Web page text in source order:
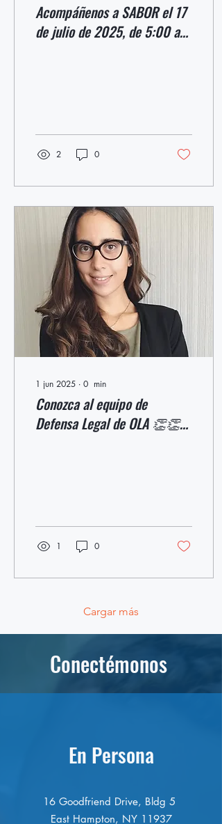
Acompáñenos a SABOR el 17
de julio de 2025, de 5:00 a
2 0
1 jun 2025 ∙ 0 min
Conozca al equipo de
Defensa Legal de OLA 👏👏
1 0
Cargar más
Conectémonos
En Persona
16 Goodfriend Drive, Bldg 5
East Hampton, NY 11937